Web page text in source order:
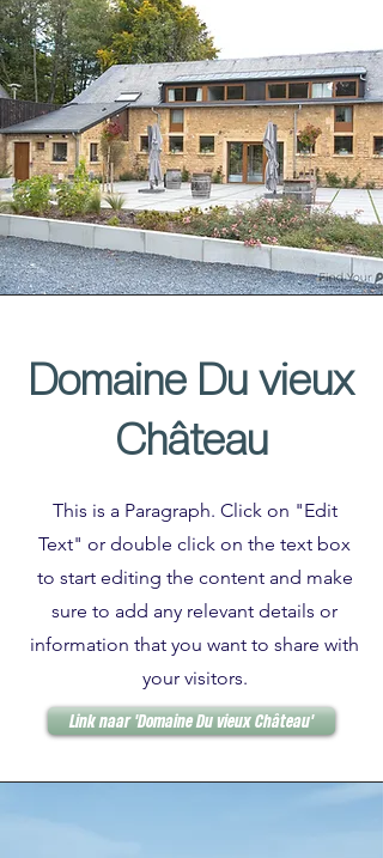
Domaine Du vieux
Château
This is a Paragraph. Click on "Edit
Text" or double click on the text box
to start editing the content and make
sure to add any relevant details or
information that you want to share with
your visitors.
Link naar 'Domaine Du vieux Château'